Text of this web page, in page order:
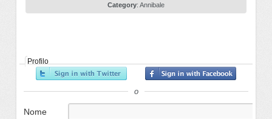
Category: Annibale
Profilo
o
Nome